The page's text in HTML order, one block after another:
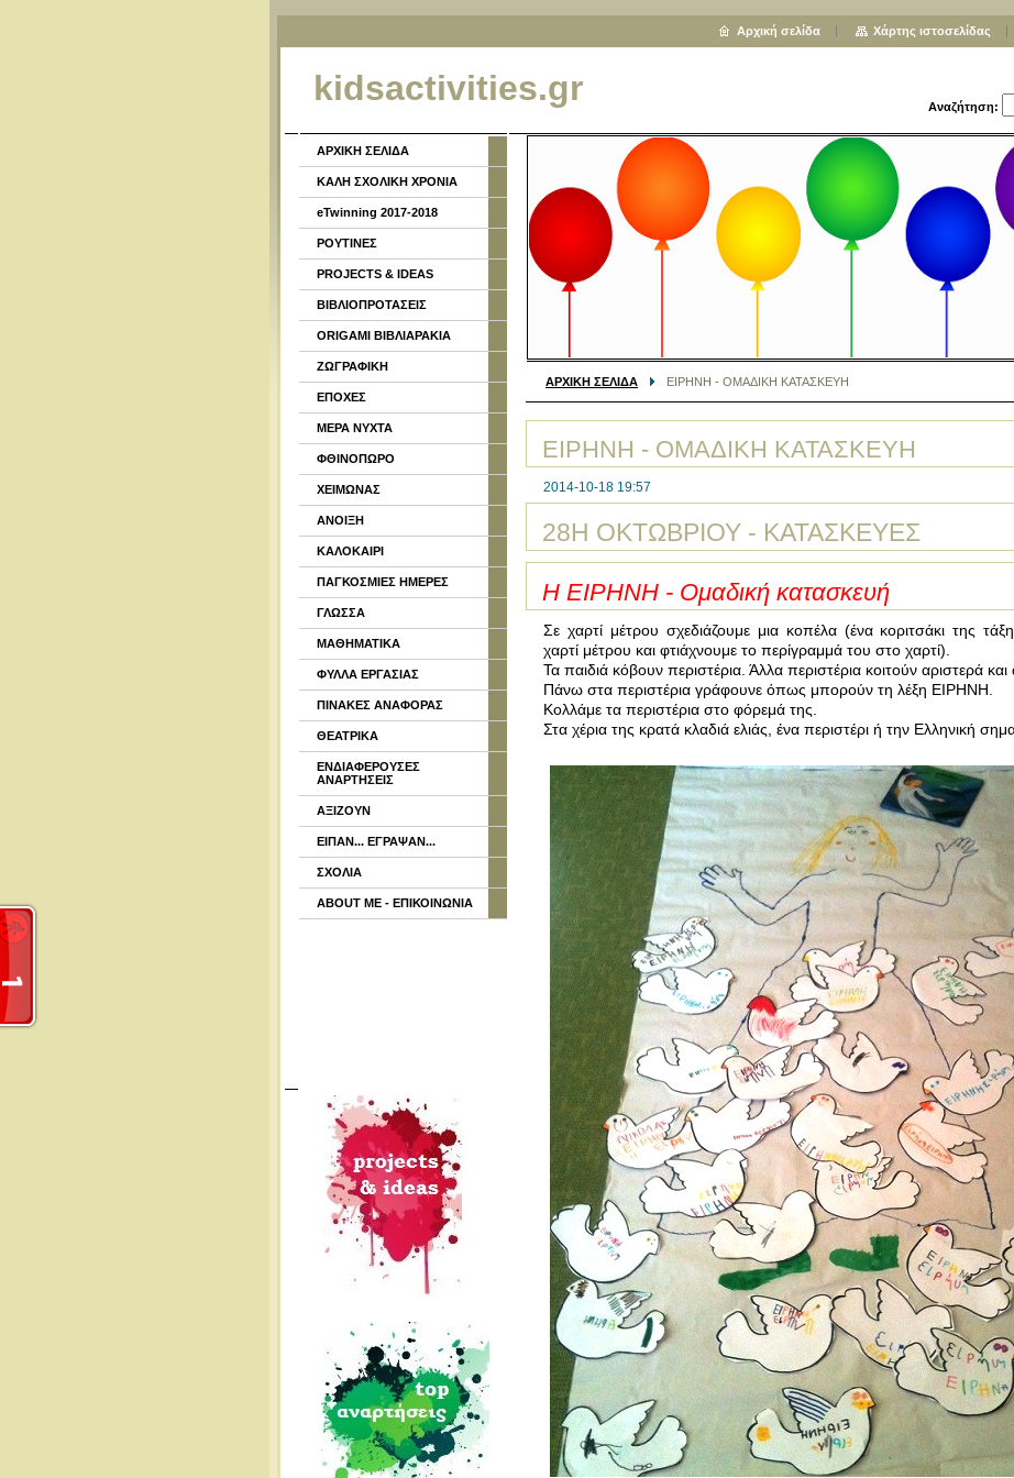
kidsactivities.gr Αναζήτηση:
ΑΡΧΙΚΗ ΣΕΛΙΔΑ ΕΙΡΗΝΗ - ΟΜΑΔΙΚΗ ΚΑΤΑΣΚΕΥΗ
ΕΙΡΗΝΗ - ΟΜΑΔΙΚΗ ΚΑΤΑΣΚΕΥΗ
2014-10-18 19:57
28Η ΟΚΤΩΒΡΙΟΥ - ΚΑΤΑΣΚΕΥΕΣ
Η ΕΙΡΗΝΗ - Ομαδική κατασκευή
Σε χαρτί μέτρου σχεδιάζουμε μια κοπέλα (ένα κοριτσάκι της
χαρτί μέτρου και φτιάχνουμε το περίγραμμά του στο χαρτί).
Τα παιδιά κόβουν περιστέρια. Άλλα περιστέρια κοιτούν αριστερά και
Πάνω στα περιστέρια γράφουνε όπως μπορούν τη λέξη ΕΙΡΗΝΗ.
Κολλάμε τα περιστέρια στο φόρεμά της.
Στα χέρια της κρατά κλαδιά ελιάς, ένα περιστέρι ή την Ελληνική
ΑΡΧΙΚΗ ΣΕΛΙΔΑ
ΚΑΛΗ ΣΧΟΛΙΚΗ ΧΡΟΝΙΑ
eTwinning 2017-2018
ΡΟΥΤΙΝΕΣ
PROJECTS & IDEAS
ΒΙΒΛΙΟΠΡΟΤΑΣΕΙΣ
ORIGAMI ΒΙΒΛΙΑΡΑΚΙΑ
ΖΩΓΡΑΦΙΚΗ
ΕΠΟΧΕΣ
ΜΕΡΑ ΝΥΧΤΑ
ΦΘΙΝΟΠΩΡΟ
ΧΕΙΜΩΝΑΣ
ΑΝΟΙΞΗ
ΚΑΛΟΚΑΙΡΙ
ΠΑΓΚΟΣΜΙΕΣ ΗΜΕΡΕΣ
ΓΛΩΣΣΑ
ΜΑΘΗΜΑΤΙΚΑ
ΦΥΛΛΑ ΕΡΓΑΣΙΑΣ
ΠΙΝΑΚΕΣ ΑΝΑΦΟΡΑΣ
ΘΕΑΤΡΙΚΑ
ΕΝΔΙΑΦΕΡΟΥΣΕΣ
ΑΝΑΡΤΗΣΕΙΣ
ΑΞΙΖΟΥΝ
ΕΙΠΑΝ... ΕΓΡΑΨΑΝ...
ΣΧΟΛΙΑ
ABOUT ME - ΕΠΙΚΟΙΝΩΝΙΑ
Αρχική σελίδα Χάρτης ιστοσελίδας